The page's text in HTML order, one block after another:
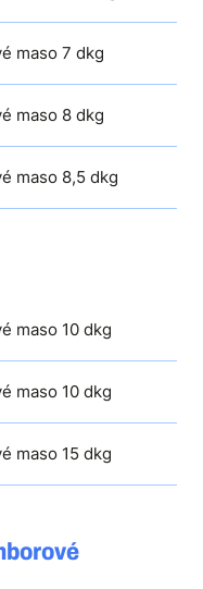
maso 7 dkg
maso 8 dkg
maso 8,5 dkg
maso 10 dkg
maso 10 dkg
maso 15 dkg